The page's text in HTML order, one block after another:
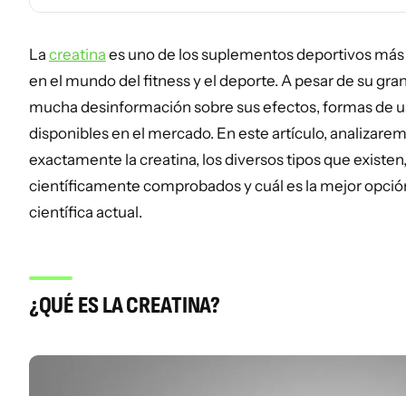
La creatina es uno de los suplementos deportivos
en el mundo del fitness y el deporte. A pesar de su
mucha desinformación sobre sus efectos, formas de
disponibles en el mercado. En este artículo,
exactamente la creatina, los diversos tipos que
científicamente comprobados y cuál es la mejor
científica actual.
¿QUÉ ES LA CREATINA?